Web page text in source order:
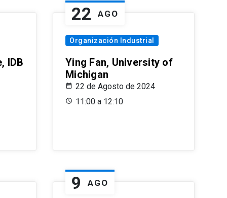
IDB
22 AGO
Organización Industrial
Ying Fan, University of
Michigan
22 de Agosto de 2024
11:00 a 12:10
9 AGO